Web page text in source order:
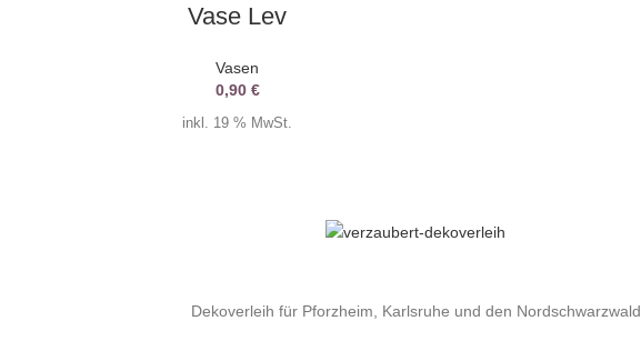
Vase Lev
Vasen
0,90 €
inkl. 19 % MwSt.
Dekoverleih für Pforzheim, Karlsruhe und den Nordschwarzwald